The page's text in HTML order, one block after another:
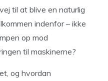
til at blive en naturlig
indenfor – ikke
op mod
til maskinerne?
og hvordan